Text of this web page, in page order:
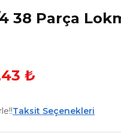
38 Parça
₺
Taksit Seçenekleri